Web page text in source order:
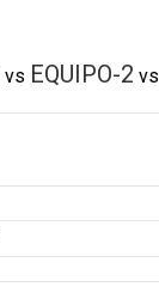
vs EQUIPO-2 vs